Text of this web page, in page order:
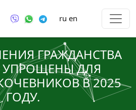
ru en
ГРАЖДАНСТВА
УПРОЩЕНЫ ДЛЯ
В 2025
ГОДУ.